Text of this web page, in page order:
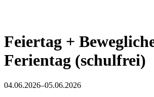
Feiertag +
Ferientag (schulfrei)
04.06.2026–05.06.2026